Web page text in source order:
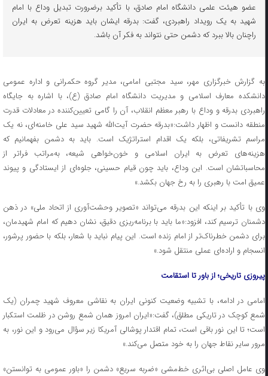
عضو هیئت علمی دانشگاه امام صادق، با تأکید برضرورت تبدیل وداع با امام
شهید به یک رویداد راهبردی، گفت: بدرقه ایشان باید هزینه‌ تعرض به ایران
راچنان بالا ببرد که دشمن حتی نتواند به فکر آن باشد.
به گزارش خبرگزاری مهر، سید مجتبی امامی، مدیر گروه حکمرانی و اداره عمومی
دانشکده معارف اسلامی و مدیریت دانشگاه امام صادق (ع)، با اشاره به جایگاه
راهبردی بدرقه و وداع با رهبر معظم انقلاب، آن را گامی تعیین‌کننده در معادلات قدرت
منطقه دانست و اظهار داشت:«بدرقه حضرت آیت‌الله شهید سید علی خامنه‌ای، نه یک
مراسم تشریفاتی، بلکه یک اقدام استراتژیک است. باید به دشمن بفهمانیم که
هزینه‌های تعرض به ایران اسلامی و خون‌خواهی شیعه، به‌مراتب فراتر از
محاسباتشان است. این وداع، باید چون قیام حسینی، جلوه‌ای از ایستادگی و پیوند
عمیق امت با رهبری را به رخ جهان بکشد.»
وی با تأکید بر اینکه این بدرقه می‌تواند «تصویر وحشت‌آوری از اتحاد ملی» در ذهن
دشمنان ترسیم کند، افزود:«ما باید با برنامه‌ریزی دقیق، نشان دهیم که امام شهیدمان،
برای دشمن خطرناک‌تر از امام زنده است. این پیام نباید با شعار، بلکه با حضور پرشور،
انسجام و اراده‌ای عملی منتقل شود.»
پیروزی تاریخی؛ از باور تا استقامت
امامی در ادامه، با تشبیه وضعیت کنونی ایران به نقاشی معروف شهید چمران (یک
شمع کوچک در تاریکی مطلق)، گفت:«ایران امروز همان شمع روشن در ظلمت استکبار
است؛ تا این نور باقی است، تمام اقتدار پوشالی آمریکا زیر سؤال می‌رود و این نور، به
مرور سایر نقاط جهان را به خود متصل می‌کند.»
وی عامل اصلی بی‌اثری خط‌مشی «ضربه سریع» دشمن را «باور عمومی به توانستن»